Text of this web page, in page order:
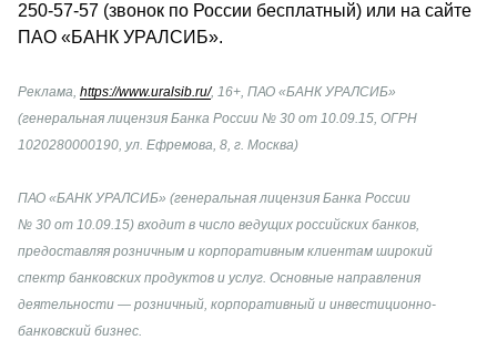
250-57-57 (звонок по России бесплатный) или на сайте
ПАО «БАНК УРАЛСИБ».
Реклама, https://www.uralsib.ru/, 16+, ПАО «БАНК УРАЛСИБ»
(генеральная лицензия Банка России № 30 от 10.09.15, ОГРН
1020280000190, ул. Ефремова, 8, г. Москва)
ПАО «БАНК УРАЛСИБ» (генеральная лицензия Банка России
№ 30 от 10.09.15) входит в число ведущих российских банков,
предоставляя розничным и корпоративным клиентам широкий
спектр банковских продуктов и услуг. Основные направления
деятельности — розничный, корпоративный и инвестиционно-
банковский бизнес.